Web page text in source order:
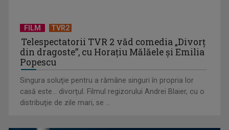
FILM TVR2
Telespectatorii TVR 2 văd comedia „Divorţ
din dragoste”, cu Horaţiu Mălăele şi Emilia
Popescu
Singura soluţie pentru a rămâne singuri în propria lor
casă este... divorţul. Filmul regizorului Andrei Blaier, cu o
distribuţie de zile mari, se ...